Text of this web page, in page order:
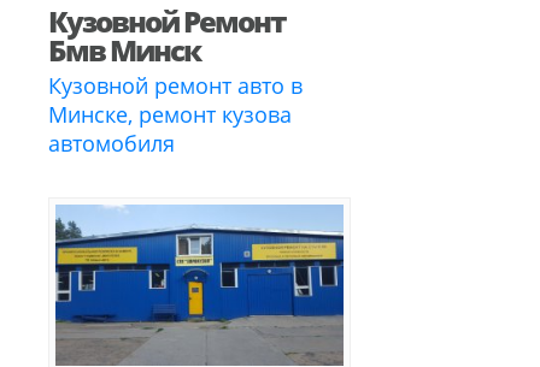
Кузовной Ремонт
Бмв Минск
Кузовной ремонт авто в
Минске, ремонт кузова
автомобиля